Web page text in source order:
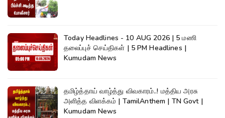
Today Headlines - 10 AUG 2026 | 5 மணி
தலைப்புச் செய்திகள் | 5 PM Headlines |
Kumudam News
தமிழ்த்தாய் வாழ்த்து விவகாரம்..! மத்திய அரசு
அளித்த விளக்கம் | TamilAnthem | TN Govt |
Kumudam News